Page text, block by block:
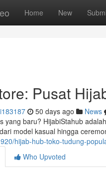
Home New
Pusat
50 days ago News
yang baru? HijabiStahub
model kasual hingga
hijab-hub-toko-tudung-
Who Upvoted